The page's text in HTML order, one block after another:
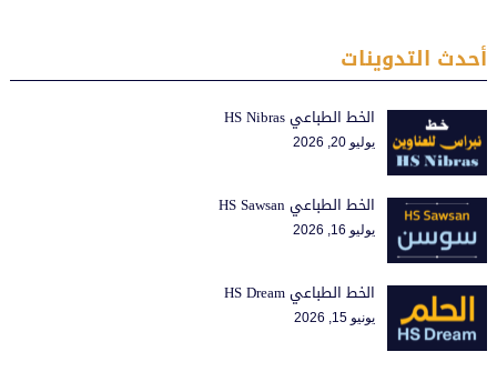
أحدث التدوينات
الخط الطباعي HS Nibras
يوليو 20, 2026
الخط الطباعي HS Sawsan
يوليو 16, 2026
الخط الطباعي HS Dream
يونيو 15, 2026